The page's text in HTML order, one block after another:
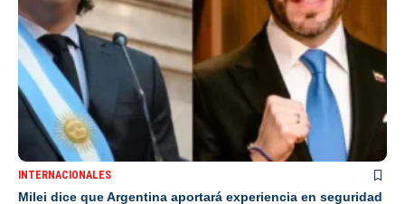
INTERNACIONALES
Milei dice que Argentina aportará experiencia en seguridad